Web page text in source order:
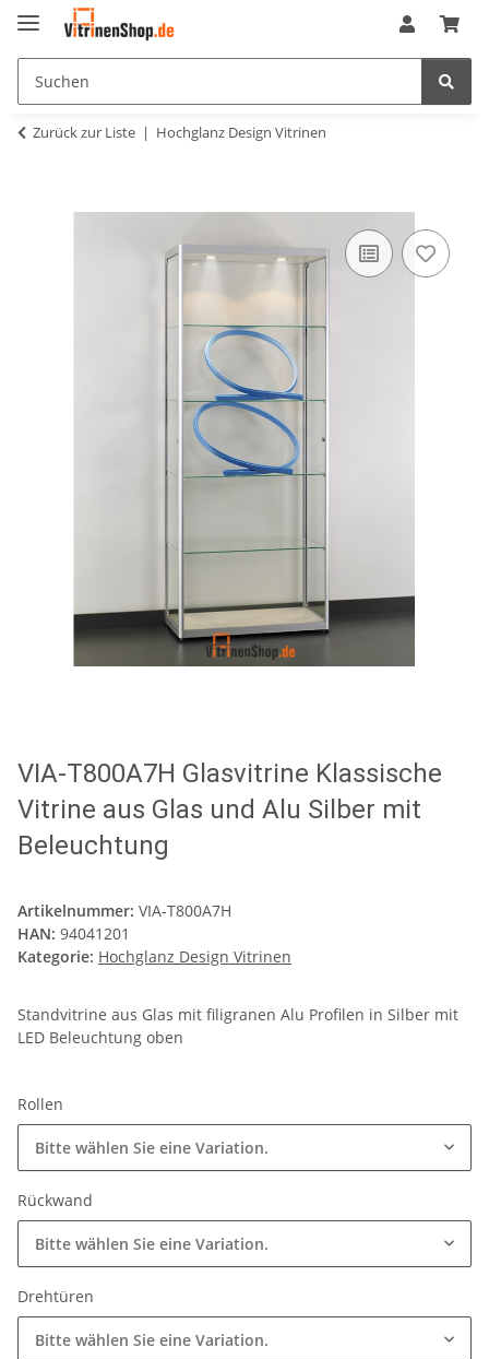
Zurück zur Liste Hochglanz Design Vitrinen
VIA-T800A7H Glasvitrine Klassische
Vitrine aus Glas und Alu Silber mit
Beleuchtung
Artikelnummer: VIA-T800A7H
HAN: 94041201
Kategorie: Hochglanz Design Vitrinen
Standvitrine aus Glas mit filigranen Alu Profilen in Silber mit
LED Beleuchtung oben
Rollen
Bitte wählen Sie eine Variation.
Rückwand
Bitte wählen Sie eine Variation.
Drehtüren
Bitte wählen Sie eine Variation.